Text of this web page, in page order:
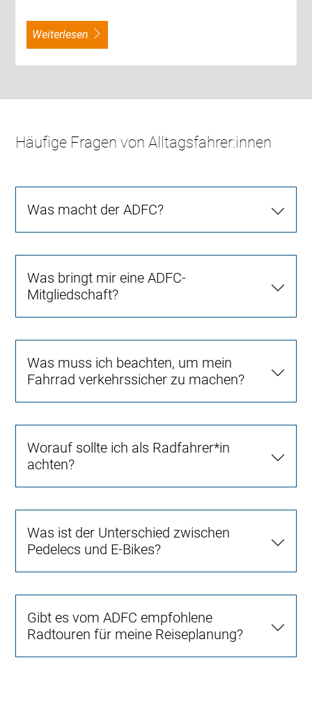
weiterlesen
Häufige Fragen von Alltagsfahrer:innen
Was macht der ADFC?
Was bringt mir eine ADFC-
Mitgliedschaft?
Was muss ich beachten, um mein
Fahrrad verkehrssicher zu machen?
Worauf sollte ich als Radfahrer*in
achten?
Was ist der Unterschied zwischen
Pedelecs und E-Bikes?
Gibt es vom ADFC empfohlene
Radtouren für meine Reiseplanung?